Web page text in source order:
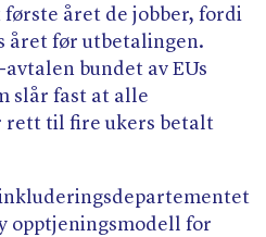
året de jobber, fordi
året før utbetalingen.
bundet av EUs
slår fast at alle
rett til fire ukers betalt
opptjeningsmodell for